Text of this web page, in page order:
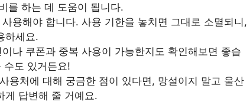
를 하는 데 도움이 됩니다.
용해야 합니다. 사용 기한을 놓치면 그대로 소멸되니,
하세요.
나 쿠폰과 중복 사용이 가능한지도 확인해보면 좋습
수도 있거든요!
용처에 대해 궁금한 점이 있다면, 망설이지 말고 울산
게 답변해 줄 거예요.